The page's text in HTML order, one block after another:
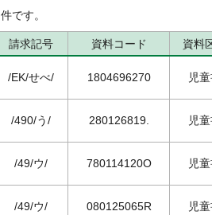
件です。
請求記号 資料コード 資料
/EK/せべ/ 1804696270 児
/490/う/ 280126819. 児
/49/ウ/ 780114120O 児
/49/ウ/ 080125065R 児